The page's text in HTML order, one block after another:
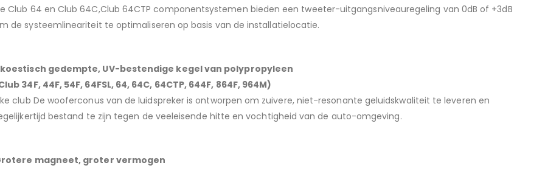
Club 64 en Club 64C,Club 64CTP componentsystemen bieden een tweeter-uitgangsniveauregeling van 0dB of +3dB
de systeemlineariteit te optimaliseren op basis van de installatielocatie.
gedempte, UV-bestendige kegel van polypropyleen
34F, 44F, 54F, 64FSL, 64, 64C, 64CTP, 644F, 864F, 964M)
club De wooferconus van de luidspreker is ontworpen om zuivere, niet-resonante geluidskwaliteit te leveren en
bestand te zijn tegen de veeleisende hitte en vochtigheid van de auto-omgeving.
magneet, groter vermogen